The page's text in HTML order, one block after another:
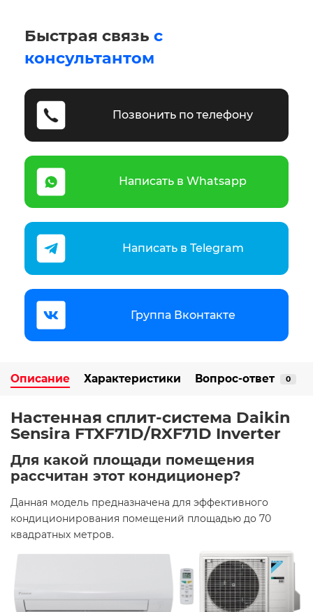
Быстрая связь с
консультантом
Позвонить по телефону
Написать в Whatsapp
Написать в Telegram
Группа Вконтакте
Описание Характеристики Вопрос-ответ 0
Настенная сплит-система Daikin
Sensira FTXF71D/RXF71D Inverter
Для какой площади помещения
рассчитан этот кондиционер?
Данная модель предназначена для эффективного
кондиционирования помещений площадью до 70
квадратных метров. ​